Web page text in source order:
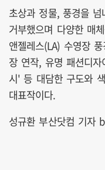
초상과 정물, 풍경을
거부했으며 다양한 매
앤젤레스(LA) 수영장
장 연작, 유명 패션디
시' 등 대담한 구도와
대표작이다.
성규환 부산닷컴 기자